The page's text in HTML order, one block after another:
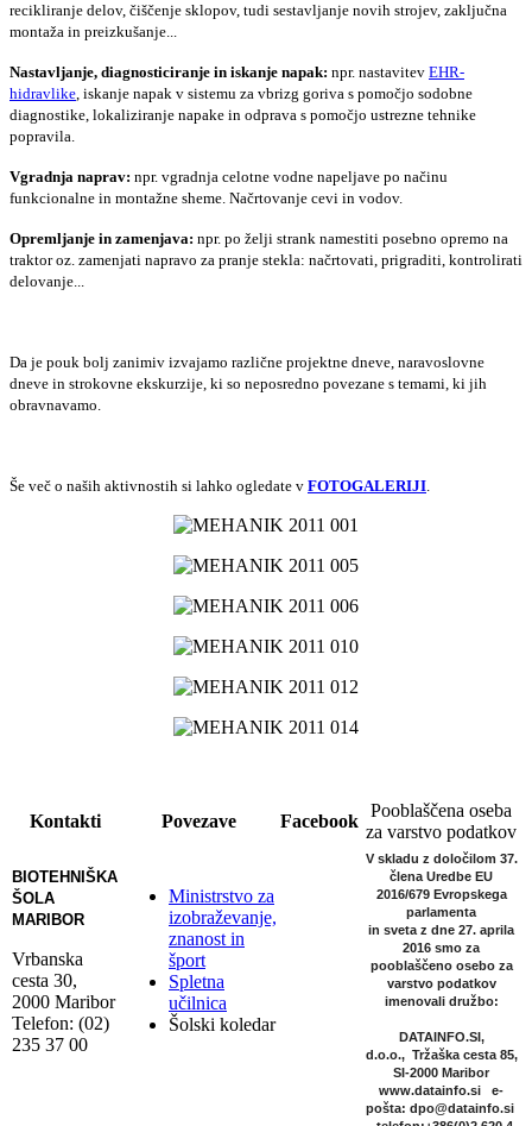
recikliranje delov, čiščenje sklopov, tudi sestavljanje novih strojev, zaključna
montaža in preizkušanje...
Nastavljanje, diagnosticiranje in iskanje napak: npr. nastavitev EHR-
hidravlike, iskanje napak v sistemu za vbrizg goriva s pomočjo sodobne
diagnostike, lokaliziranje napake in odprava s pomočjo ustrezne tehnike
popravila.
Vgradnja naprav: npr. vgradnja celotne vodne napeljave po načinu
funkcionalne in montažne sheme. Načrtovanje cevi in vodov.
Opremljanje in zamenjava: npr. po želji strank namestiti posebno opremo na
traktor oz. zamenjati napravo za pranje stekla: načrtovati, prigraditi, kontrolirati
delovanje...
Da je pouk bolj zanimiv izvajamo različne projektne dneve, naravoslovne
dneve in strokovne ekskurzije, ki so neposredno povezane s temami, ki jih
obravnavamo.
Še več o naših aktivnostih si lahko ogledate v FOTOGALERIJI.
Kontakti Povezave Facebook
Pooblaščena oseba
za varstvo podatkov
BIOTEHNIŠKA
ŠOLA
MARIBOR
Vrbanska
cesta 30,
2000 Maribor
Telefon: (02)
235 37 00
Ministrstvo za
izobraževanje,
znanost in
šport
Spletna
učilnica
Šolski koledar
V skladu z določilom 37.
člena Uredbe EU
2016/679 Evropskega
parlamenta
in sveta z dne 27. aprila
2016 smo za
pooblaščeno osebo za
varstvo podatkov
imenovali družbo:
DATAINFO.SI,
d.o.o., Tržaška cesta 85,
SI-2000 Maribor
www.datainfo.si e-
pošta: dpo@datainfo.si